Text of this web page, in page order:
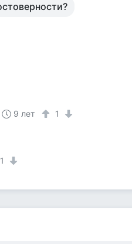
9 лет 1
1